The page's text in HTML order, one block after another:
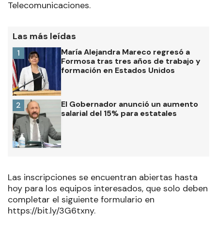
Telecomunicaciones.
Las más leídas
María Alejandra Mareco regresó a
Formosa tras tres años de trabajo y
formación en Estados Unidos
1
El Gobernador anunció un aumento
salarial del 15% para estatales
2
Las inscripciones se encuentran abiertas hasta
hoy para los equipos interesados, que solo deben
completar el siguiente formulario en
https://bit.ly/3G6txny.